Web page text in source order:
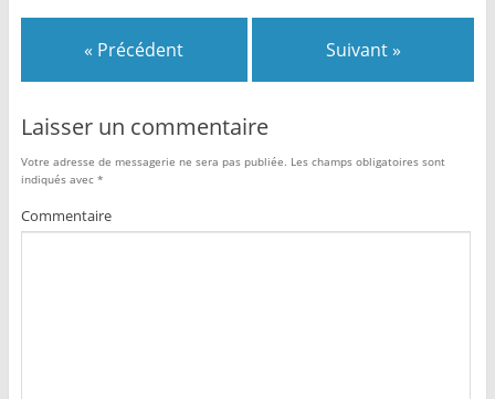
« Précédent Suivant »
Laisser un commentaire
Votre adresse de messagerie ne sera pas publiée. Les champs obligatoires sont
indiqués avec *
Commentaire